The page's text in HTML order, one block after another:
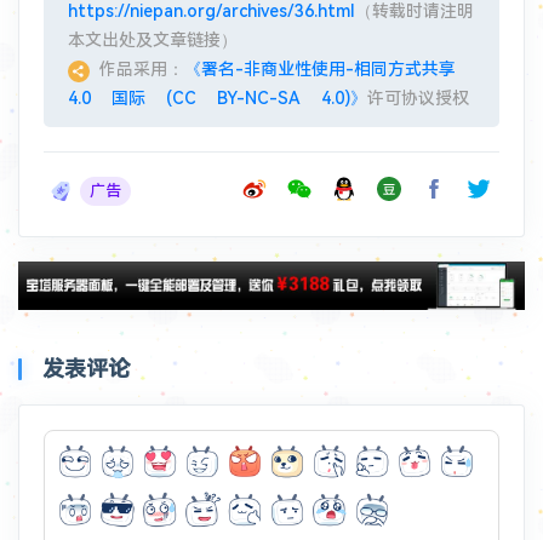
https://niepan.org/archives/36.html
（转载时请注明
本文出处及文章链接）
作品采用：
《署名-非商业性使用-相同方式共享
4.0 国际 (CC BY-NC-SA 4.0)》 许可协议授权
广告
发表评论